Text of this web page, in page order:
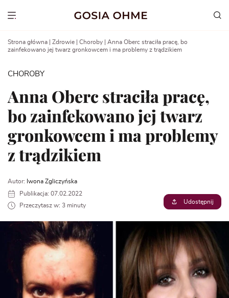
Show menu
Strona główna Zdrowie Choroby
Anna Oberc straciła pracę, bo
zainfekowano jej twarz gronkowcem i ma problemy z trądzikiem
CHOROBY
Anna Oberc straciła pracę,
bo zainfekowano jej twarz
gronkowcem i ma problemy
z trądzikiem
Autor: Iwona Zgliczyńska
Publikacja: 07.02.2022
Przeczytasz w: 3 minuty
Udostępnij